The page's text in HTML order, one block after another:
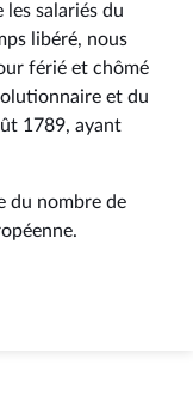
salariés du
libéré, nous
férié et chômé
et du
1789, ayant
du nombre de